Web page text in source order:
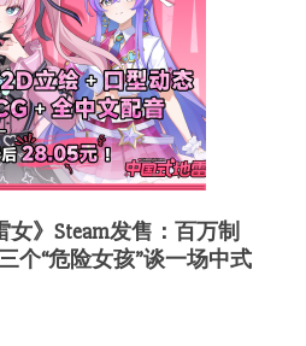
女》Steam发售：百万制
个“危险女孩”谈一场中式